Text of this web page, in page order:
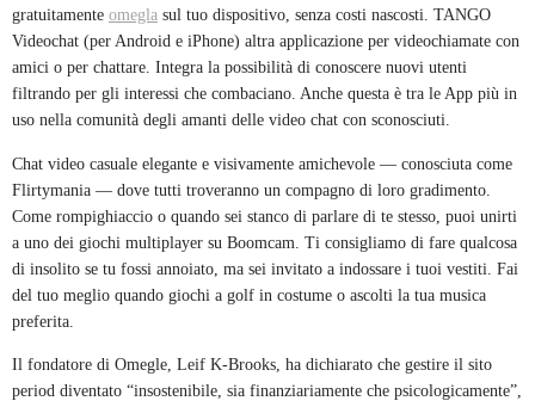
gratuitamente omegla sul tuo dispositivo, senza costi nascosti. TANGO
Videochat (per Android e iPhone) altra applicazione per videochiamate con
amici o per chattare. Integra la possibilità di conoscere nuovi utenti
filtrando per gli interessi che combaciano. Anche questa è tra le App più in
uso nella comunità degli amanti delle video chat con sconosciuti.
Chat video casuale elegante e visivamente amichevole — conosciuta come
Flirtymania — dove tutti troveranno un compagno di loro gradimento.
Come rompighiaccio o quando sei stanco di parlare di te stesso, puoi unirti
a uno dei giochi multiplayer su Boomcam. Ti consigliamo di fare qualcosa
di insolito se tu fossi annoiato, ma sei invitato a indossare i tuoi vestiti. Fai
del tuo meglio quando giochi a golf in costume o ascolti la tua musica
preferita.
Il fondatore di Omegle, Leif K-Brooks, ha dichiarato che gestire il sito
period diventato “insostenibile, sia finanziariamente che psicologicamente”,